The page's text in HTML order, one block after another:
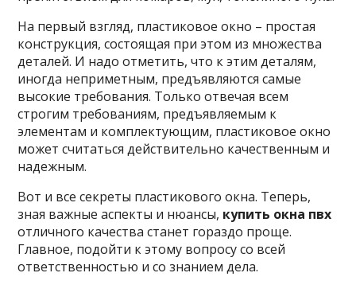
На первый взгляд, пластиковое окно – простая
конструкция, состоящая при этом из множества
деталей. И надо отметить, что к этим деталям,
иногда неприметным, предъявляются самые
высокие требования. Только отвечая всем
строгим требованиям, предъявляемым к
элементам и комплектующим, пластиковое окно
может считаться действительно качественным и
надежным.
Вот и все секреты пластикового окна. Теперь,
зная важные аспекты и нюансы, купить окна пвх
отличного качества станет гораздо проще.
Главное, подойти к этому вопросу со всей
ответственностью и со знанием дела.